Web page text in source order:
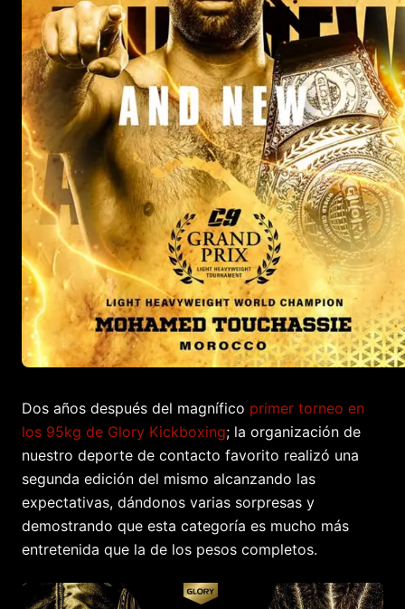
Dos años después del magnífico primer torneo en
los 95kg de Glory Kickboxing; la organización de
nuestro deporte de contacto favorito realizó una
segunda edición del mismo alcanzando las
expectativas, dándonos varias sorpresas y
demostrando que esta categoría es mucho más
entretenida que la de los pesos completos.